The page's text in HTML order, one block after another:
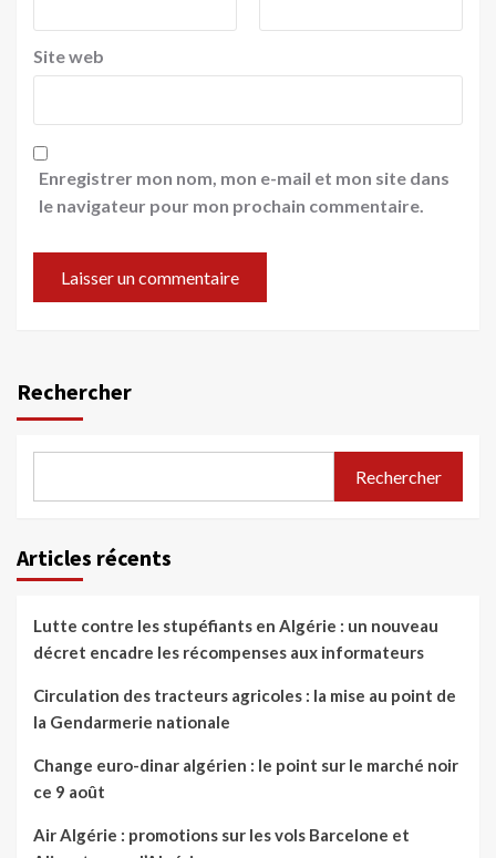
Site web
Enregistrer mon nom, mon e-mail et mon site dans
le navigateur pour mon prochain commentaire.
Rechercher
Rechercher
Articles récents
Lutte contre les stupéfiants en Algérie : un nouveau
décret encadre les récompenses aux informateurs
Circulation des tracteurs agricoles : la mise au point de
la Gendarmerie nationale
Change euro-dinar algérien : le point sur le marché noir
ce 9 août
Air Algérie : promotions sur les vols Barcelone et